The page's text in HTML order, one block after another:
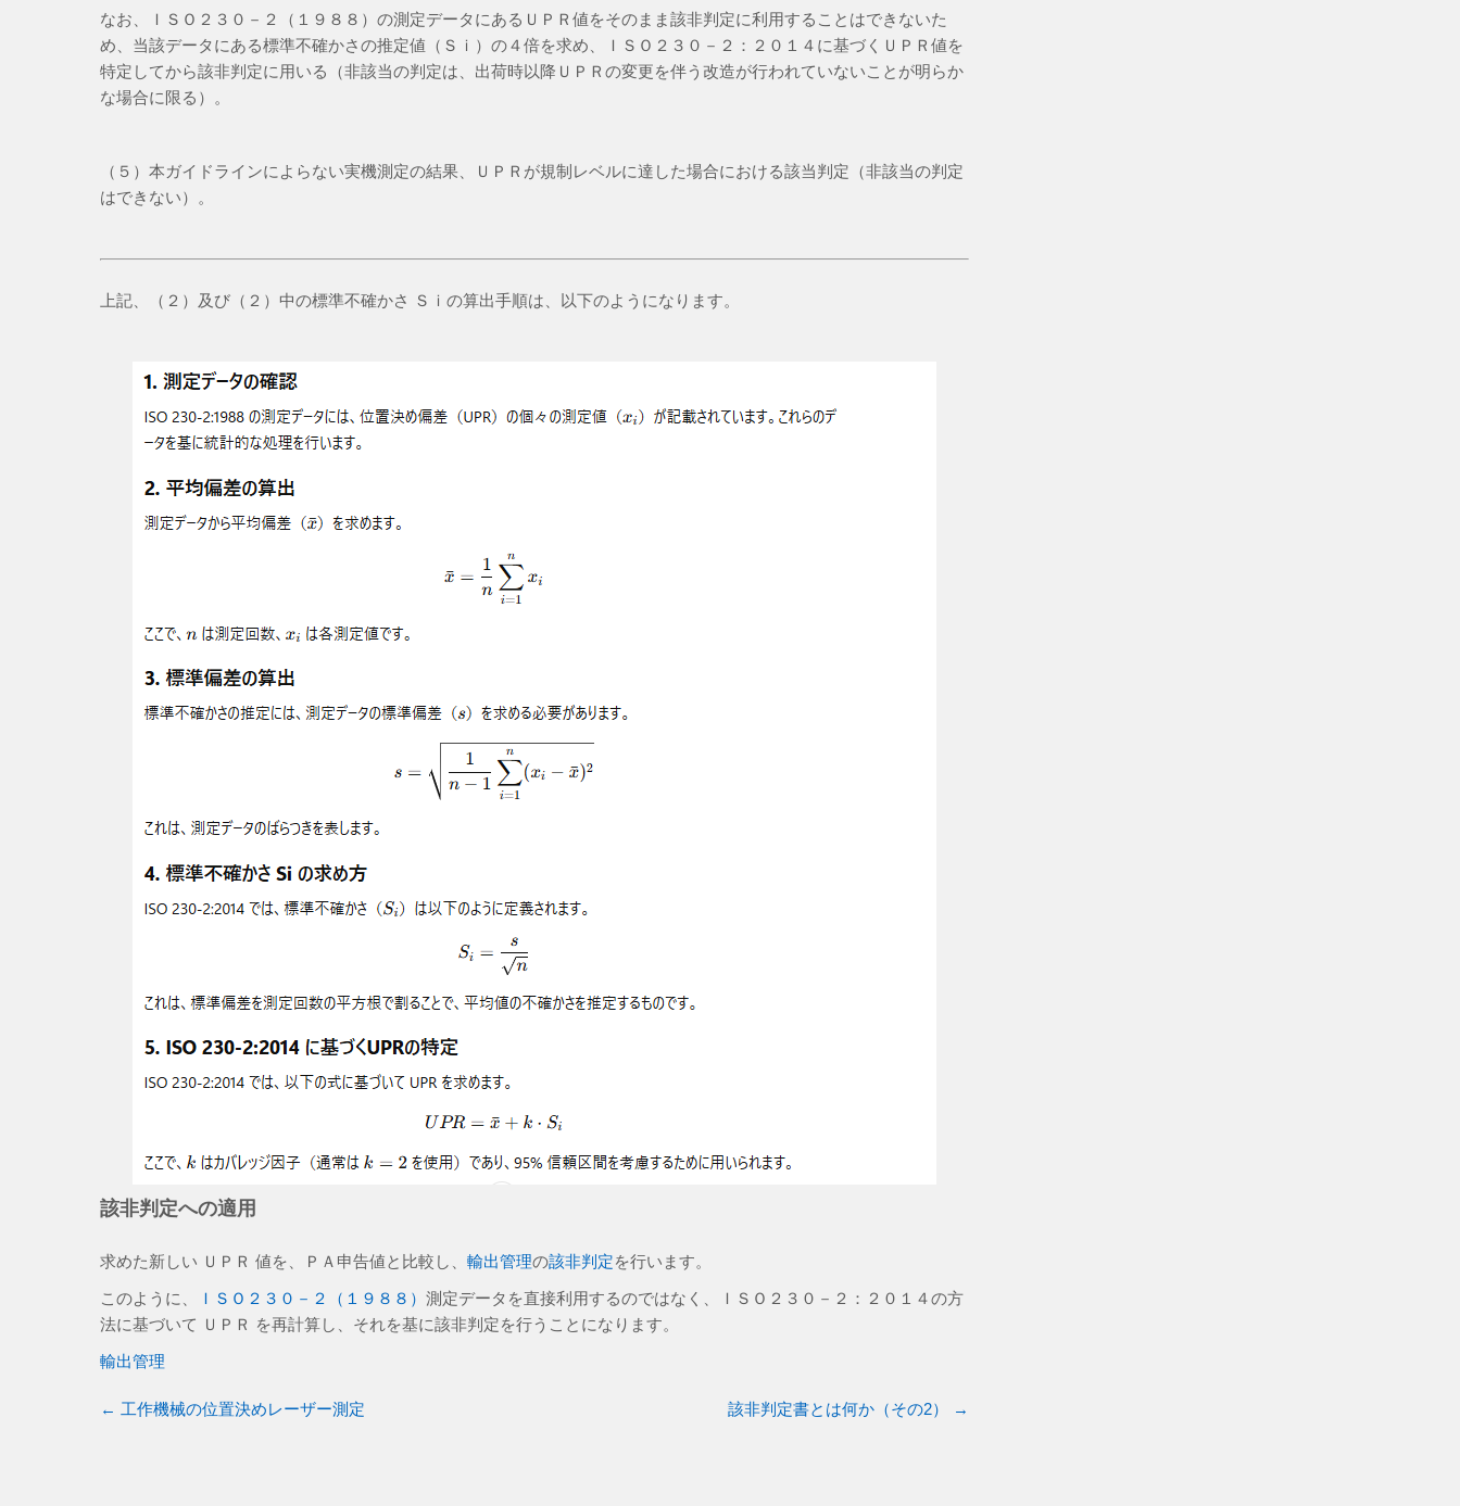
なお、ＩＳＯ２３０－２（１９８８）の測定データにあるＵＰＲ値をそのまま該非判定に利用することはできないた
め、当該データにある標準不確かさの推定値（Ｓｉ）の４倍を求め、ＩＳＯ２３０－２：２０１４に基づくＵＰＲ値を
特定してから該非判定に用いる（非該当の判定は、出荷時以降ＵＰＲの変更を伴う改造が行われていないことが明らか
な場合に限る）。
（５）本ガイドラインによらない実機測定の結果、ＵＰＲが規制レベルに達した場合における該当判定（非該当の判定
はできない）。
上記、（２）及び（２）中の標準不確かさ Ｓｉの算出手順は、以下のようになります。
該非判定への適用
求めた新しい ＵＰＲ 値を、ＰＡ申告値と比較し、 輸出管理の該非判定を行います。
このように、
ＩＳＯ２３０－２（１９８８） 測定データを直接利用するのではなく、ＩＳＯ２３０－２：２０１４の方
法に基づいて ＵＰＲ を再計算し、それを基に該非判定を行うことになります。
輸出管理
← 工作機械の位置決めレーザー測定 該非判定書とは何か（その2） →